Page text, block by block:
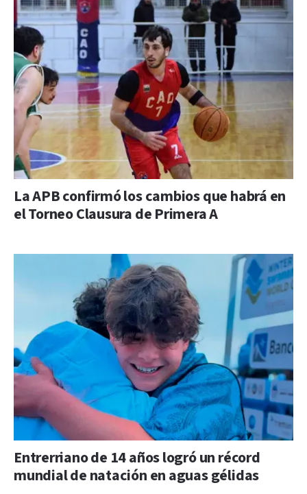
La APB confirmó los cambios que habrá en
el Torneo Clausura de Primera A
Entrerriano de 14 años logró un récord
mundial de natación en aguas gélidas